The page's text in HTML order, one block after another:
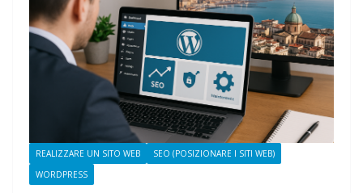
REALIZZARE UN SITO WEB
SEO (POSIZIONARE I SITI WEB)
WORDPRESS